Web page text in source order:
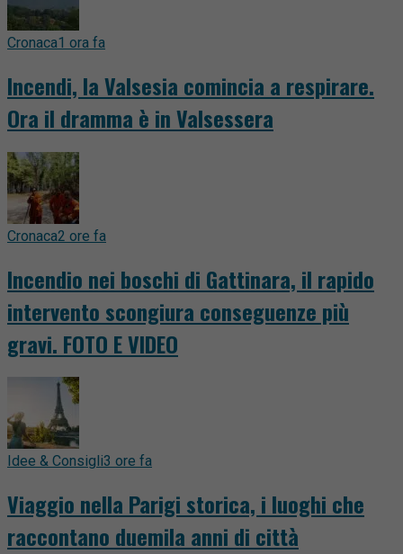
Cronaca1 ora fa
Incendi, la Valsesia comincia a respirare.
Ora il dramma è in Valsessera
Cronaca2 ore fa
Incendio nei boschi di Gattinara, il rapido
intervento scongiura conseguenze più
gravi. FOTO E VIDEO
Idee & Consigli3 ore fa
Viaggio nella Parigi storica, i luoghi che
raccontano duemila anni di città